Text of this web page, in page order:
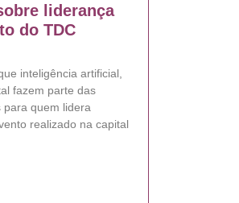
liderança
do TDC
inteligência artificial,
fazem parte das
para quem lidera
realizado na capital